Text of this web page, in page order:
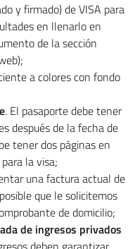
y firmado) de VISA para
en llenarlo en
de la sección
a colores con fondo
. El pasaporte debe tener
después de la fecha de
tener dos páginas en
la visa;
una factura actual de
que le solicitemos
de domicilio;
de ingresos privados